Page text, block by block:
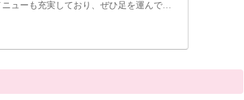
ューも充実しており、ぜひ足を運んでみ